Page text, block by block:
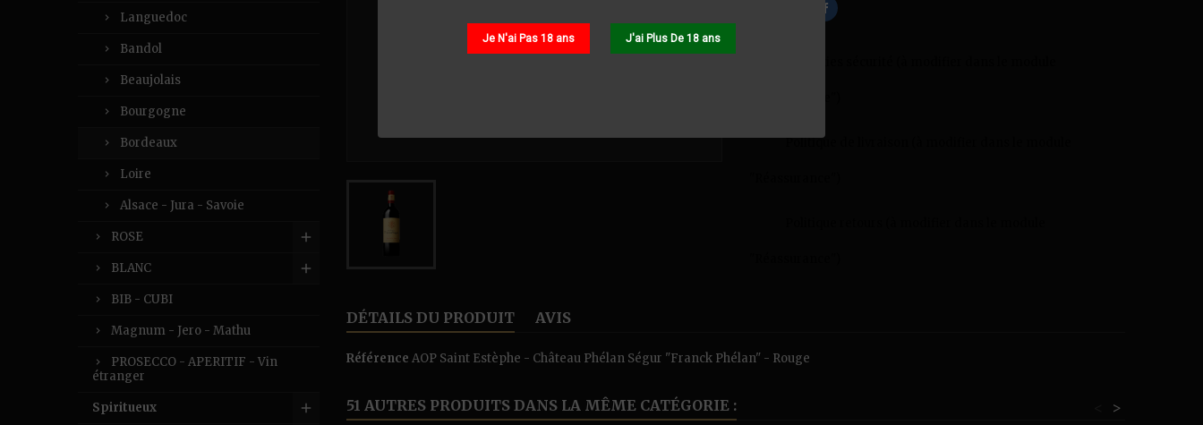
Je N'ai Pas 18 ans J'ai Plus De 18 ans
Languedoc
Bandol
Beaujolais
Bourgogne
Bordeaux
Loire
Alsace - Jura - Savoie
ROSE
BLANC
BIB - CUBI
Magnum - Jero - Mathu
PROSECCO - APERITIF - Vin
étranger
Spiritueux
Politique de livraison (à modifier dans le module
DÉTAILS DU PRODUIT AVIS
Référence AOP Saint Estèphe - Château Phélan Ségur "Franck Phélan" - Rouge
51 AUTRES PRODUITS DANS LA MÊME CATÉGORIE : >